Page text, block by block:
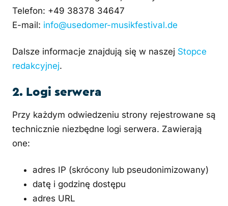
Telefon: +49 38378 34647
E-mail: info@usedomer-musikfestival.de
Dalsze informacje znajdują się w naszej Stopce
redakcyjnej.
2. Logi serwera
Przy każdym odwiedzeniu strony rejestrowane są
technicznie niezbędne logi serwera. Zawierają
one:
adres IP (skrócony lub pseudonimizowany)
datę i godzinę dostępu
adres URL